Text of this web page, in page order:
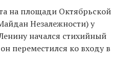
на площади Октябрьской
Незалежности) у
начался стихийный
переместился ко входу в